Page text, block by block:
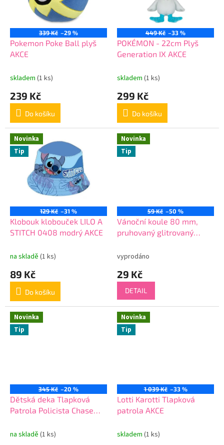
339 Kč –29 %
Pokemon Poke Ball plyš
AKCE
skladem (1 ks)
239 Kč
Do košíku
449 Kč –33 %
POKÉMON - 22cm Plyš
Generation IX AKCE
skladem (1 ks)
299 Kč
Do košíku
Novinka
Tip
129 Kč –31 %
Klobouk klobouček LILO A
STITCH 0408 modrý AKCE
na skladě (1 ks)
89 Kč
Do košíku
Novinka
Tip
59 Kč –50 %
Vánoční koule 80 mm,
pruhovaný glitrovaný
ks
vyprodáno
29 Kč
DETAIL
Novinka
Tip
345 Kč –20 %
Dětská deka Tlapková
Patrola Policista Chase
na skladě (1 ks)
Novinka
Tip
1 039 Kč –33 %
Lotti Karotti Tlapková
patrola AKCE
skladem (1 ks)